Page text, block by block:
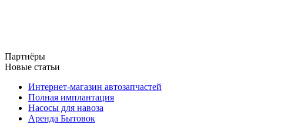
Партнёры
Новые статьи
Интернет-магазин автозапчастей
Полная имплантация
Насосы для навоза
Аренда Бытовок